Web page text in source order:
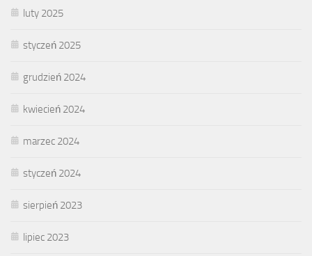
luty 2025
styczeń 2025
grudzień 2024
kwiecień 2024
marzec 2024
styczeń 2024
sierpień 2023
lipiec 2023